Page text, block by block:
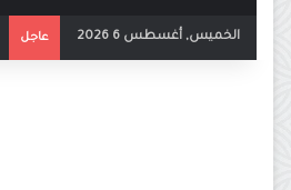
الخميس, أغسطس 6 2026 عاجل